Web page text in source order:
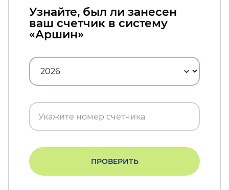
Узнайте, был ли занесен
ваш счетчик в систему
«Аршин»
ПРОВЕРИТЬ